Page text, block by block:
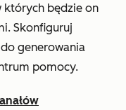
których będzie on
Skonfiguruj
generowania
pomocy.